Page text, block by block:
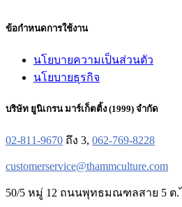
ข้อกำหนดการใช้งาน
นโยบายความเป็นส่วนตัว
นโยบายธุรกิจ
บริษัท ยูนิเกรน มาร์เก็ตติ้ง (1999) จำกัด
02-811-9670 ถึง 3, 062-769-8228
customerservice@thammculture.com
50/5 หมู่ 12 ถนนพุทธมณฑลสาย 5 ต.